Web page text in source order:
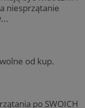
niesprzątanie
od kup.
po SWOICH